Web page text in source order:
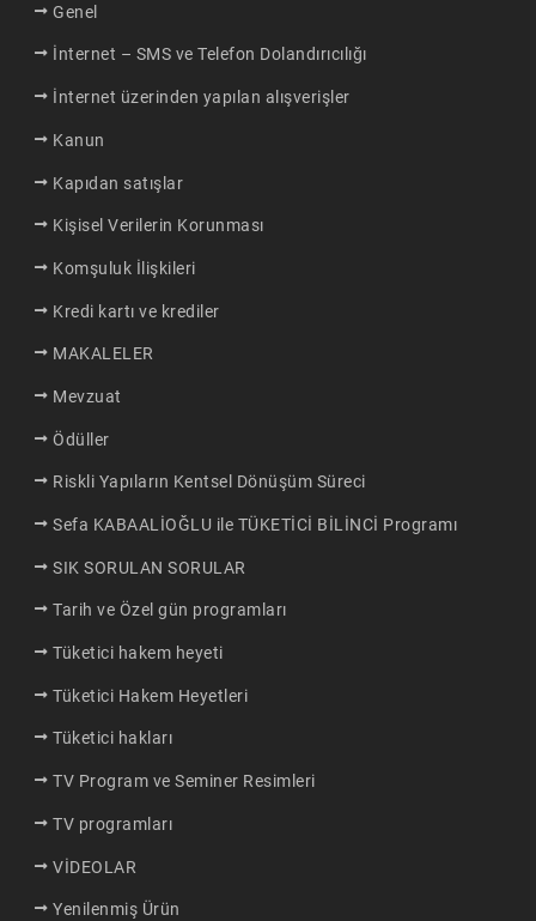
Genel
İnternet – SMS ve Telefon Dolandırıcılığı
İnternet üzerinden yapılan alışverişler
Kanun
Kapıdan satışlar
Kişisel Verilerin Korunması
Komşuluk İlişkileri
Kredi kartı ve krediler
MAKALELER
Mevzuat
Ödüller
Riskli Yapıların Kentsel Dönüşüm Süreci
Sefa KABAALİOĞLU ile TÜKETİCİ BİLİNCİ Programı
SIK SORULAN SORULAR
Tarih ve Özel gün programları
Tüketici hakem heyeti
Tüketici Hakem Heyetleri
Tüketici hakları
TV Program ve Seminer Resimleri
TV programları
VİDEOLAR
Yenilenmiş Ürün